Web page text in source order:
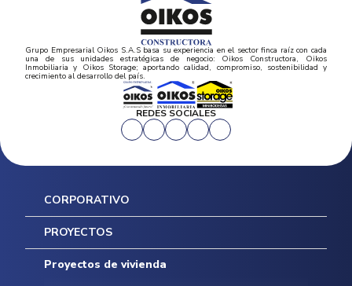
Grupo Empresarial Oikos S.A.S basa su experiencia en el sector finca raíz con cada
una de sus unidades estratégicas de negocio: Oikos Constructora, Oikos
Inmobiliaria y Oikos Storage; aportando calidad, compromiso, sostenibilidad y
crecimiento al desarrollo del país.
REDES SOCIALES
CORPORATIVO
Inicio
Mapa del sitio
Postventas
Contratación Directa
PROYECTOS
Proyectos de vivienda